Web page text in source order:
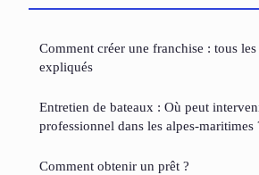
Comment créer une franchise : tous
expliqués
Entretien de bateaux : Où peut
professionnel dans les alpes-maritimes
Comment obtenir un prêt ?